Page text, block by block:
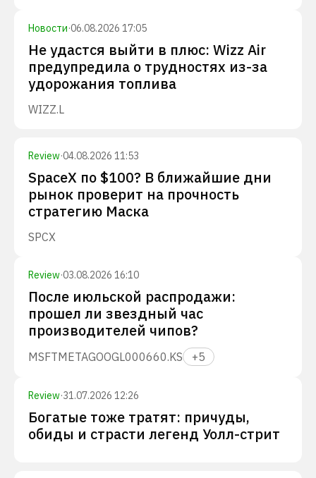
Новости·06.08.2026 17:05
Не удастся выйти в плюс: Wizz Air
предупредила о трудностях из-за
удорожания топлива
WIZZ.L
Review·04.08.2026 11:53
SpaceX по $100? В ближайшие дни
рынок проверит на прочность
стратегию Маска
SPCX
Review·03.08.2026 16:10
После июльской распродажи:
прошел ли звездный час
производителей чипов?
MSFTMETAGOOGL000660.KS +5
Review·31.07.2026 12:26
Богатые тоже тратят: причуды,
обиды и страсти легенд Уолл-стрит